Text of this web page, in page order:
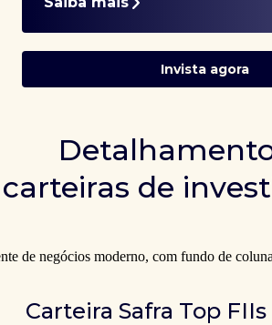
Invista agora
carteiras de
Carteira Safra Top